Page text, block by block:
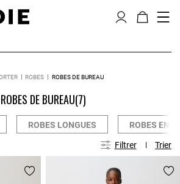
ROBES ROBES DE BUREAU
ROBES DE BUREAU(7)
ROBES LONGUES ROBES EN
Filtrer Trier